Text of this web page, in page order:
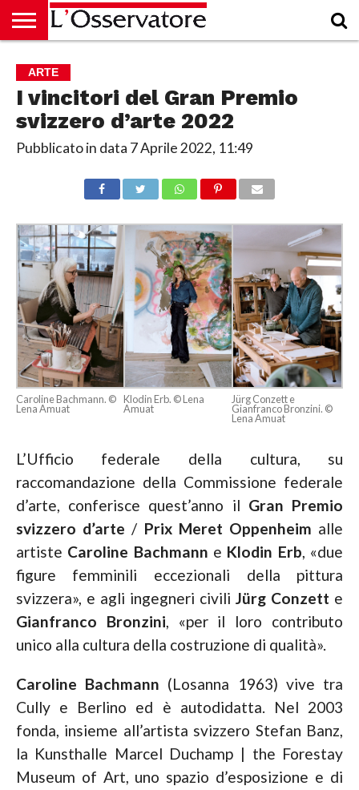
CULTURA
ECONOMIA
RUBRICHE
ARCHIVIO
PODCAST
ABBONAMENTO
CHI
SIAMO
ACCEDI
ARTE
I vincitori del Gran Premio
svizzero d’arte 2022
Pubblicato in data 7 Aprile 2022, 11:49
Caroline Bachmann. ©
Lena Amuat
Klodin Erb. © Lena
Amuat
Jürg Conzett e
Gianfranco Bronzini. ©
Lena Amuat
L’Ufficio federale della cultura, su
raccomandazione della Commissione federale
d’arte, conferisce quest’anno il Gran Premio
svizzero d’arte / Prix Meret Oppenheim alle
artiste Caroline Bachmann e Klodin Erb, «due
figure femminili eccezionali della pittura
svizzera», e agli ingegneri civiliJürg Conzett e
Gianfranco Bronzini, «per il loro contributo
unico alla cultura della costruzione di qualità».
Caroline Bachmann (Losanna 1963) vive tra
Cully e Berlino ed è autodidatta. Nel 2003
fonda, insieme all’artista svizzero Stefan Banz,
la Kunsthalle Marcel Duchamp | the Forestay
Museum of Art, uno spazio d’esposizione e di